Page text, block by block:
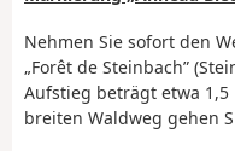
Nehmen Sie sofort den
„Forêt de Steinbach”
Aufstieg beträgt etwa
breiten Waldweg gehen